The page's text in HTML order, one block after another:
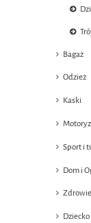
Bagaż
Odzież
Kaski
Sport i
Dom i
Zdrowie
Dziecko